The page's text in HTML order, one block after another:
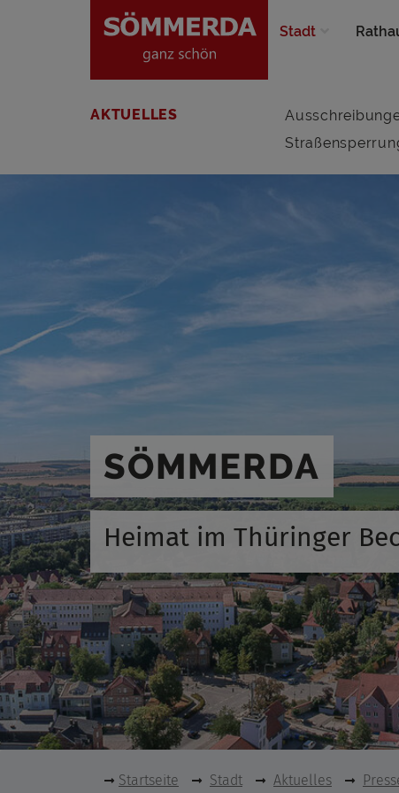
Stadt
AKTUELLES
SÖMMERDA
Heimat im Thüringer
Startseite Stadt Aktuelles